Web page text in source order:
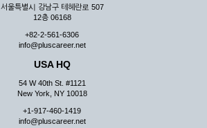
서울특별시 강남구 테헤란로 507
12층 06168
+82-2-561-6306
info@pluscareer.net
USA HQ
54 W 40th St. #1121
New York, NY 10018
+1-917-460-1419
info@pluscareer.net